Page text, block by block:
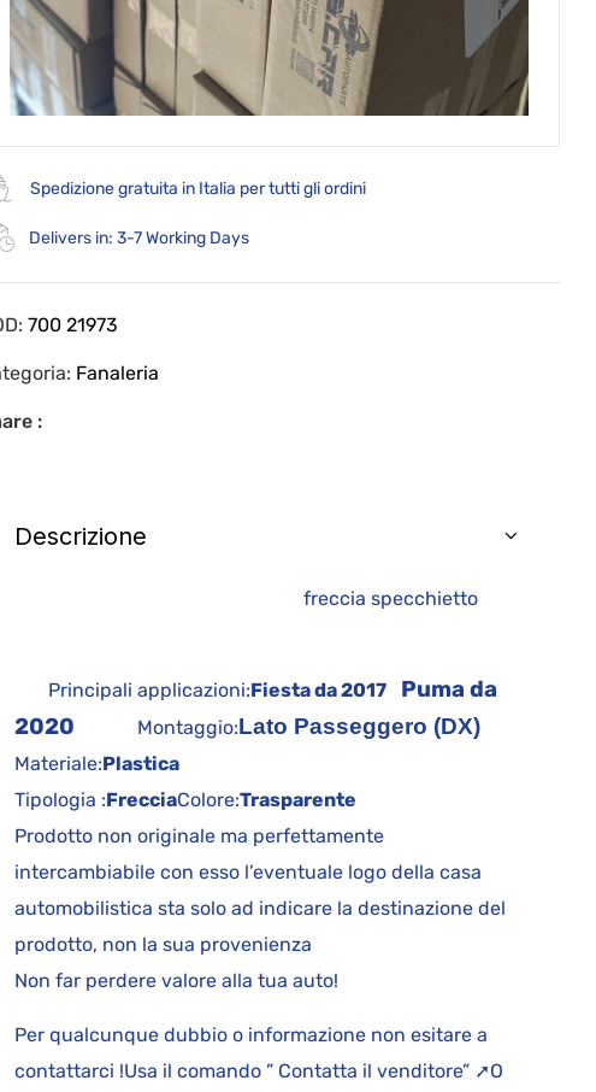
Spedizione gratuita in Italia per tutti gli ordini
Delivers in: 3-7 Working Days
700 21973
Fanaleria
:
Descrizione
freccia specchietto
Principali applicazioni:Fiesta da 2017
Puma da
2020
Montaggio:Lato Passeggero (DX)
Materiale:Plastica
Tipologia :FrecciaColore:Trasparente
Prodotto non originale ma perfettamente
intercambiabile con esso l’eventuale logo della casa
automobilistica sta solo ad indicare la destinazione del
prodotto, non la sua provenienza
Non far perdere valore alla tua auto!
Per qualcunque dubbio o informazione non esitare a
contattarci !Usa il comando ” Contatta il venditore” ➚O